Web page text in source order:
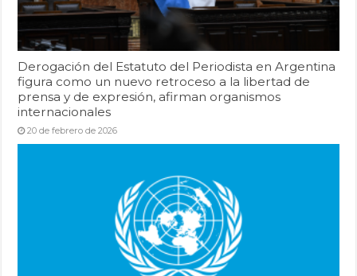
Derogación del Estatuto del Periodista en Argentina
figura como un nuevo retroceso a la libertad de
prensa y de expresión, afirman organismos
internacionales
20 de febrero de 2026